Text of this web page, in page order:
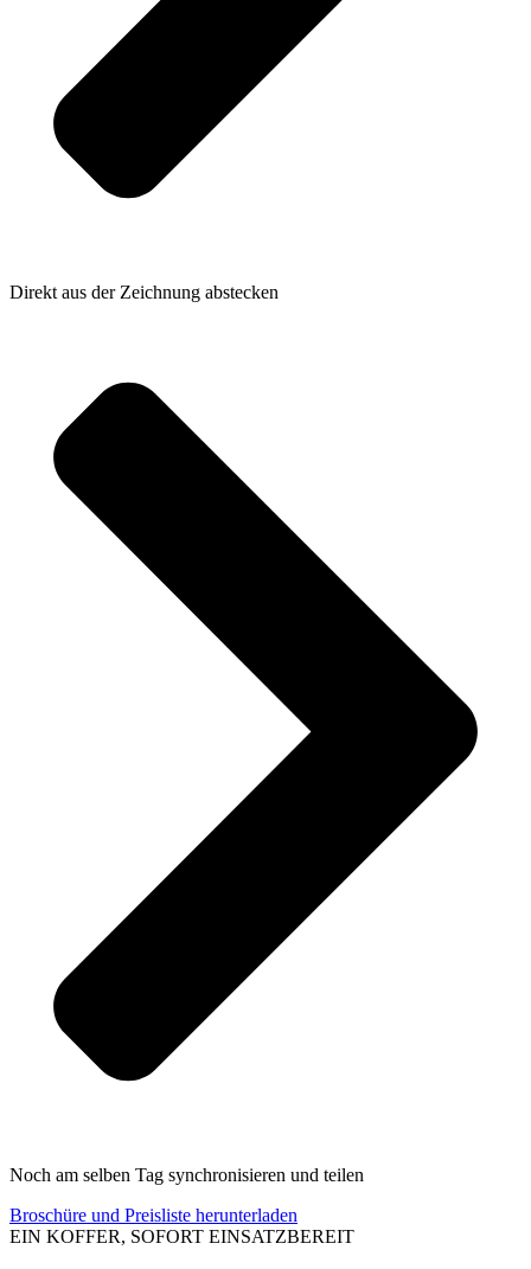
Direkt aus der Zeichnung abstecken
Noch am selben Tag synchronisieren und teilen
Broschüre und Preisliste herunterladen
EIN KOFFER, SOFORT EINSATZBEREIT